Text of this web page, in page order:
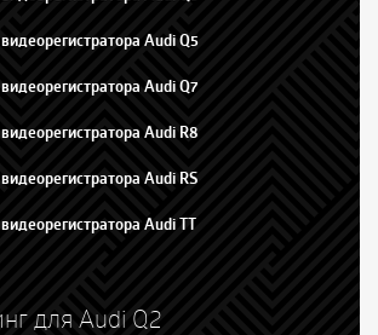
Audi Q5
Audi Q7
Audi R8
Audi RS
Audi TT
для Audi Q2